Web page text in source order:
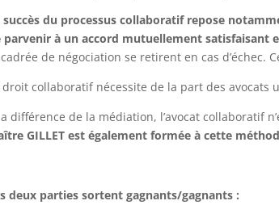
succès du processus collaboratif repose
parvenir à un accord mutuellement satisfaisant
de négociation se retirent en cas
droit collaboratif nécessite de la part des
différence de la médiation, l’avocat collaboratif
GILLET est également formée à cette
deux parties sortent gagnants/gagnants :